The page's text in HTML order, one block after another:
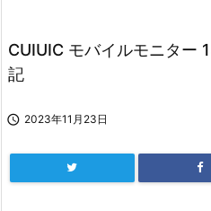
CUIUIC モバイルモニタ
記
 2023年11月23日